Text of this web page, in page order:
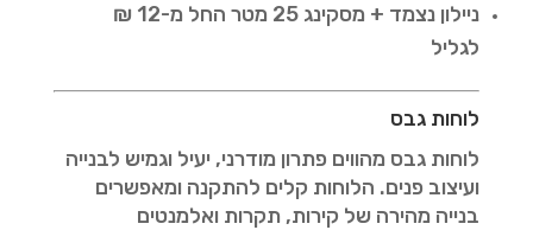
ניילון נצמד + מסקינג 25 מטר החל מ-12 ₪
לגליל
לוחות גבס
לוחות גבס מהווים פתרון מודרני, יעיל וגמיש לבנייה
ועיצוב פנים. הלוחות קלים להתקנה ומאפשרים
בנייה מהירה של קירות, תקרות ואלמנטים